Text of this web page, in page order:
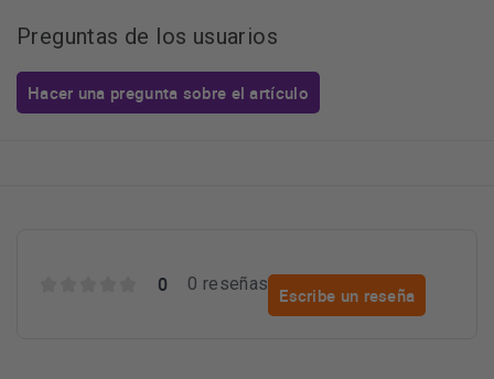
Preguntas de los usuarios
Hacer una pregunta sobre el artículo
0 0 reseñas
Escribe un reseña